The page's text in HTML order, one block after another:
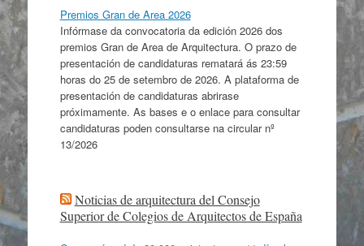
Premios Gran de Area 2026
Infórmase da convocatoria da edición 2026 dos
premios Gran de Area de Arquitectura. O prazo de
presentación de candidaturas rematará ás 23:59
horas do 25 de setembro de 2026. A plataforma de
presentación de candidaturas abrirase
próximamente. As bases e o enlace para consultar
candidaturas poden consultarse na circular nº
13/2026
Noticias de arquitectura del Consejo
Superior de Colegios de Arquitectos de España